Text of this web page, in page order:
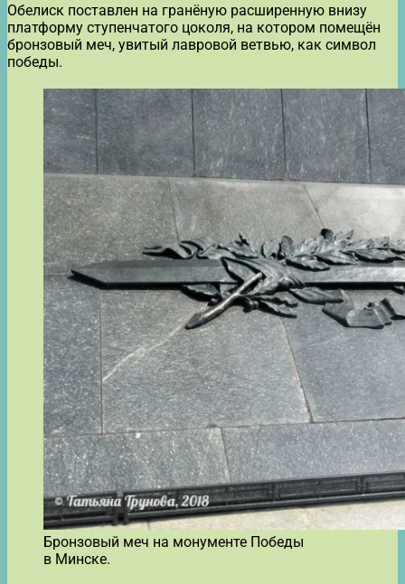
Обелиск поставлен на гранёную расширенную внизу
платформу ступенчатого цоколя, на котором помещён
бронзовый меч, увитый лавровой ветвью, как символ
победы.
Бронзовый меч на монументе Победы
в Минске.